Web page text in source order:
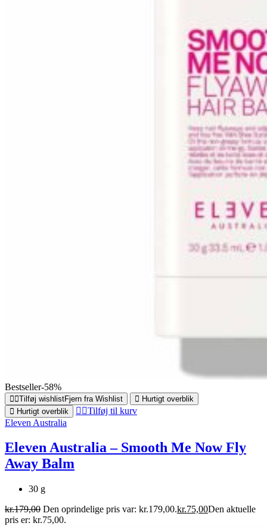
Bestseller-58%
Tilføj wishlistFjern fra Wishlist
Hurtigt overblik
Hurtigt overblik
Tilføj til kurv
Eleven Australia
Eleven Australia – Smooth Me Now Fly
Away Balm
30 g
kr.179,00 Den oprindelige pris var: kr.179,00.kr.75,00Den aktuelle
pris er: kr.75,00.